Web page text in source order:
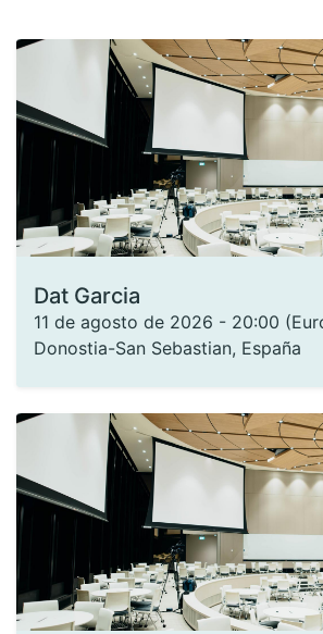
Dat Garcia
11 de agosto de 2026 - 20:00 (
Donostia-San Sebastian, España